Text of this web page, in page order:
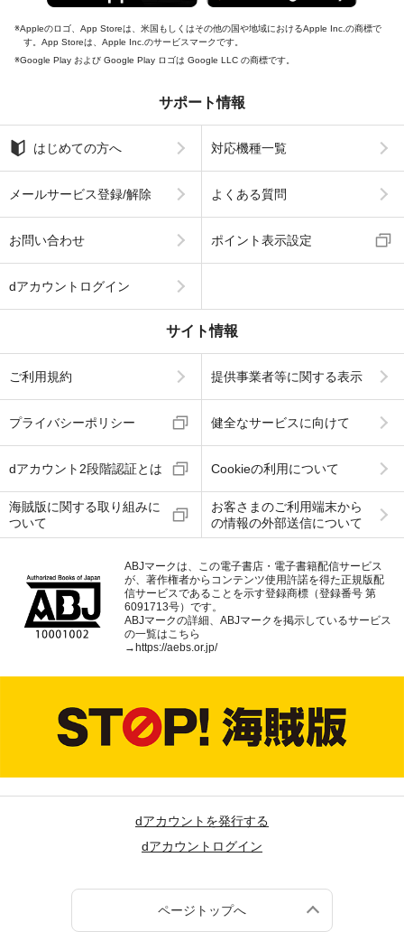
Appleのロゴ、App Storeは、米国もしくはその他の国や地域におけるApple Inc.の商標で
す。App Storeは、Apple Inc.のサービスマークです。
Google Play および Google Play ロゴは Google LLC の商標です。
サポート情報
はじめての方へ 対応機種一覧
メールサービス登録/解除 よくある質問
お問い合わせ ポイント表示設定
dアカウントログイン
サイト情報
ご利用規約 提供事業者等に関する表示
プライバシーポリシー 健全なサービスに向けて
dアカウント2段階認証とは Cookieの利用について
海賊版に関する取り組みに
ついて
お客さまのご利用端末から
の情報の外部送信について
ABJマークは、この電子書店・電子書籍配信サービス
が、著作権者からコンテンツ使用許諾を得た正規版配
信サービスであることを示す登録商標（登録番号 第
6091713号）です。
ABJマークの詳細、ABJマークを掲示しているサービス
の一覧はこちら
→https://aebs.or.jp/
dアカウントを発行する
dアカウントログイン
ページトップへ